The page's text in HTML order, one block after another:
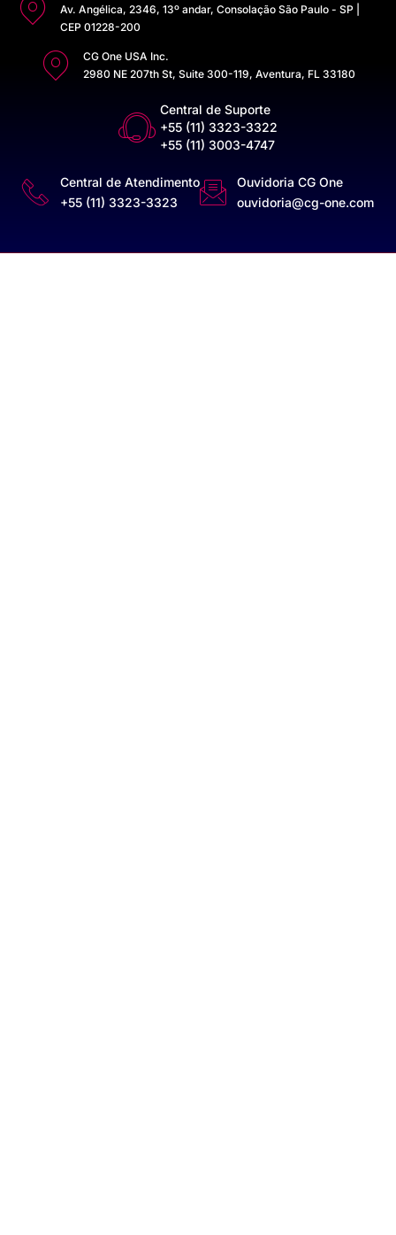
Av. Angélica, 2346, 13º andar, Consolação São Paulo - SP |
CEP 01228-200
CG One USA Inc.
2980 NE 207th St, Suite 300-119, Aventura, FL 33180
Central de Suporte
+55 (11) 3323-3322
+55 (11) 3003-4747
Central de Atendimento
+55 (11) 3323-3323
Ouvidoria CG One
ouvidoria@cg-one.com